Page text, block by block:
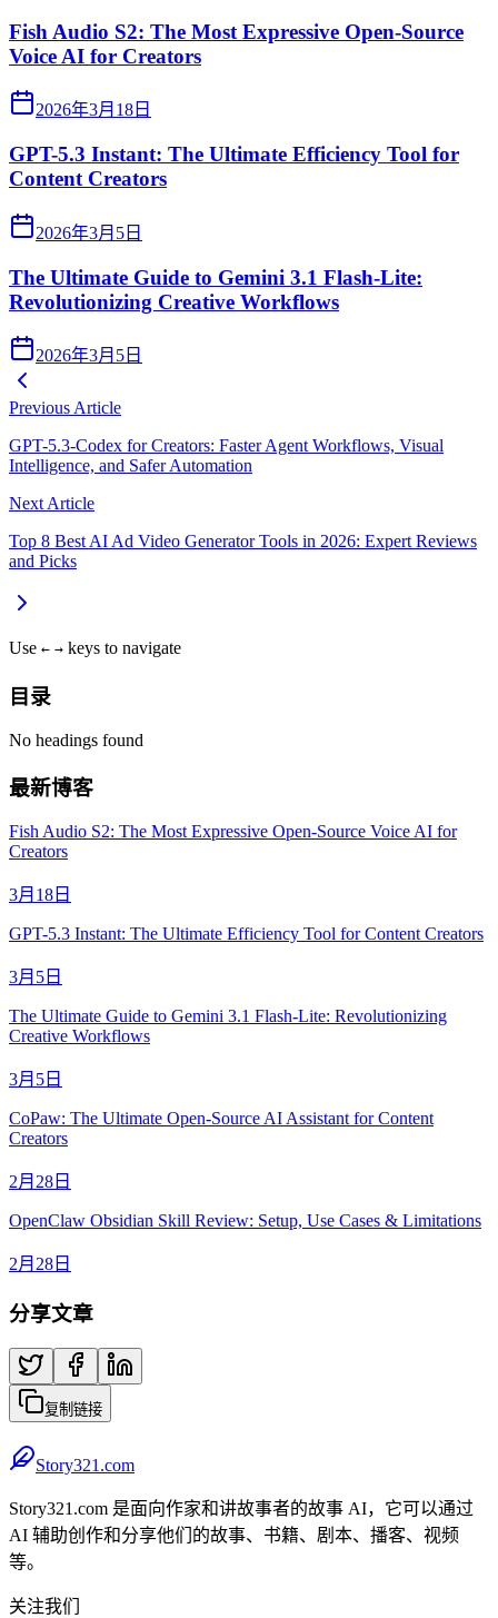
Fish Audio S2: The Most Expressive Open-Source
Voice AI for Creators
2026年3月18日
GPT-5.3 Instant: The Ultimate Efficiency Tool for
Content Creators
2026年3月5日
The Ultimate Guide to Gemini 3.1 Flash-Lite:
Revolutionizing Creative Workflows
2026年3月5日
Previous Article
GPT-5.3-Codex for Creators: Faster Agent Workflows, Visual
Intelligence, and Safer Automation
Next Article
Top 8 Best AI Ad Video Generator Tools in 2026: Expert Reviews
and Picks
Use ← → keys to navigate
目录
No headings found
最新博客
Fish Audio S2: The Most Expressive Open-Source Voice AI for
Creators
3月18日
GPT-5.3 Instant: The Ultimate Efficiency Tool for Content Creators
3月5日
The Ultimate Guide to Gemini 3.1 Flash-Lite: Revolutionizing
Creative Workflows
3月5日
CoPaw: The Ultimate Open-Source AI Assistant for Content
Creators
2月28日
OpenClaw Obsidian Skill Review: Setup, Use Cases & Limitations
2月28日
分享文章
复制链接
Story321.com
Story321.com 是面向作家和讲故事者的故事 AI，它可以通过
AI 辅助创作和分享他们的故事、书籍、剧本、播客、视频
等。
关注我们